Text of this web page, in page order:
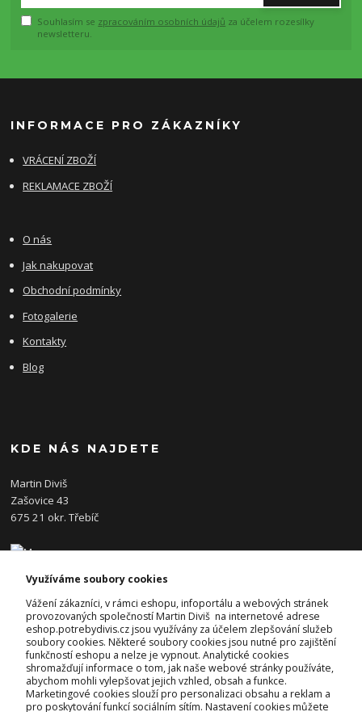
Souhlasím se zpracováním osobních údajů za účelem rozesílky
newsletteru.
INFORMACE PRO ZÁKAZNÍKY
VRÁCENÍ ZBOŽÍ
REKLAMACE ZBOŽÍ
O nás
Jak nakupovat
Obchodní podmínky
Fotogalerie
Kontakty
Blog
KDE NÁS NAJDETE
Martin Diviš
Zašovice 43
675 21 okr. Třebíč
KONTAKTY
Josef Diviš
+420 728 382 742
(Po-Pá, 7-17hod.)
prodejna@potrebydivis.cz
Využíváme soubory cookies
Vážení zákazníci, v rámci eshopu, infoportálu a webových stránek
provozovaných společností Martin Diviš na internetové adrese
eshop.potrebydivis.cz jsou využívány za účelem zlepšování služeb
soubory cookies. Některé soubory cookies jsou nutné pro zajištění
funkčností eshopu a nelze je vypnout. Analytické cookies
shromažďují informace o tom, jak naše webové stránky používáte,
abychom mohli vylepšovat jejich vzhled, obsah a funkce.
Marketingové cookies slouží pro personalizaci obsahu a reklam a
pro poskytování funkcí sociálním sítím. Nastavení cookies můžete